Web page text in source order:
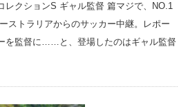
クションS ギャル監督 篇マジで、NO.1
ストラリアからのサッカー中継。レポー
を監督に……と、登場したのはギャル監督